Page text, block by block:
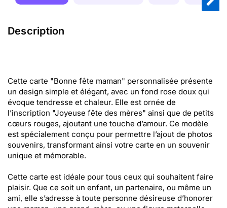
Description
Cette carte "Bonne fête maman" personnalisée présente
un design simple et élégant, avec un fond rose doux qui
évoque tendresse et chaleur. Elle est ornée de
l’inscription "Joyeuse fête des mères" ainsi que de petits
cœurs rouges, ajoutant une touche d’amour. Ce modèle
est spécialement conçu pour permettre l’ajout de photos
souvenirs, transformant ainsi votre carte en un souvenir
unique et mémorable.
Cette carte est idéale pour tous ceux qui souhaitent faire
plaisir. Que ce soit un enfant, un partenaire, ou même un
ami, elle s’adresse à toute personne désireuse d’honorer